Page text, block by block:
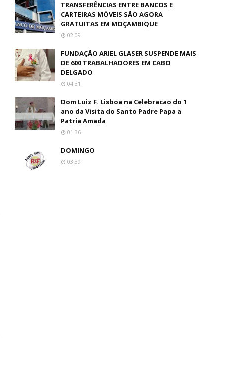
TRANSFERÊNCIAS ENTRE BANCOS E
CARTEIRAS MÓVEIS SÃO AGORA
GRATUITAS EM MOÇAMBIQUE
02:09
FUNDAÇÃO ARIEL GLASER SUSPENDE MAIS
DE 600 TRABALHADORES EM CABO
DELGADO
04:31
Dom Luiz F. Lisboa na Celebracao do 1
ano da Visita do Santo Padre Papa a
Patria Amada
01:36
DOMINGO
03:39